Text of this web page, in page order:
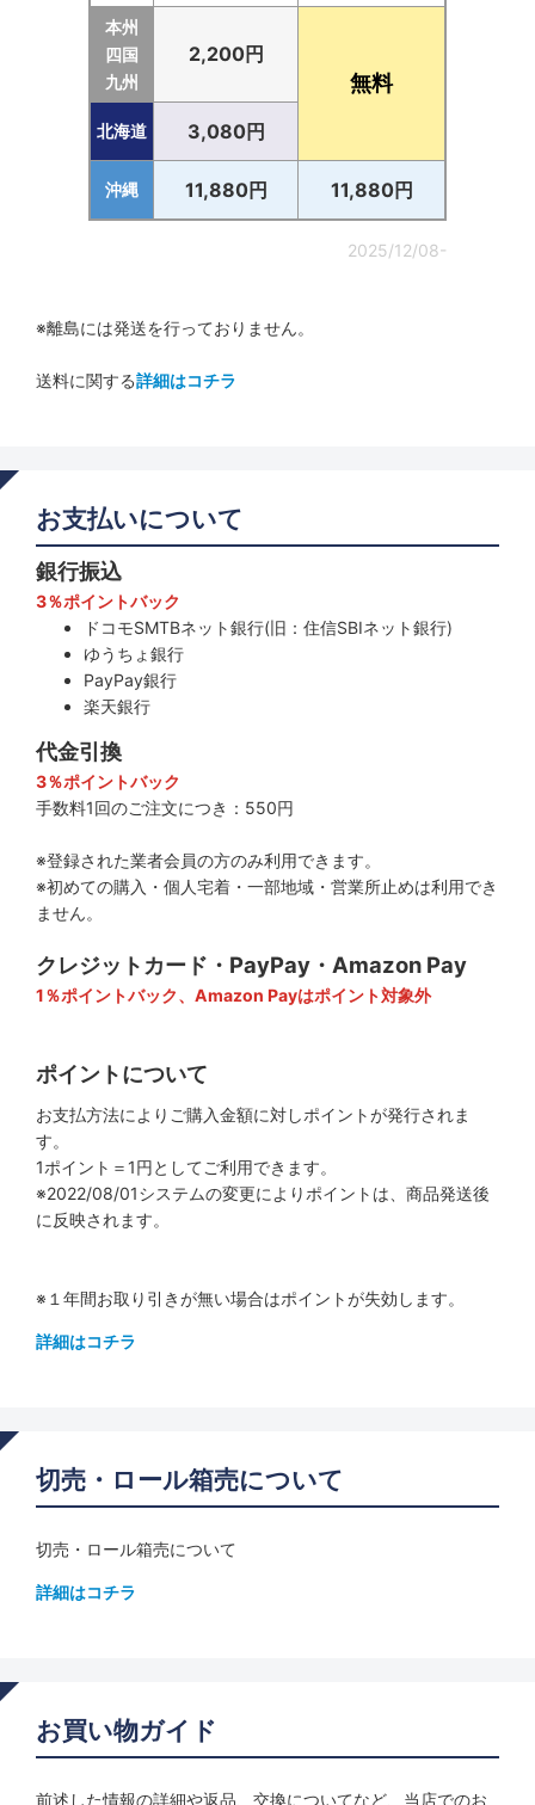
本州
四国
九州
2,200円
無料
北海道 3,080円
沖縄 11,880円 11,880円
2025/12/08-
※離島には発送を行っておりません。
送料に関する詳細はコチラ
お支払いについて
銀行振込
3％ポイントバック
ドコモSMTBネット銀行(旧：住信SBIネット銀行)
ゆうちょ銀行
PayPay銀行
楽天銀行
代金引換
3％ポイントバック
手数料1回のご注文につき：550円
※登録された業者会員の方のみ利用できます。
※初めての購入・個人宅着・一部地域・営業所止めは利用でき
ません。
クレジットカード・PayPay・Amazon Pay
1％ポイントバック、Amazon Payはポイント対象外
ポイントについて
お支払方法によりご購入金額に対しポイントが発行されま
す。
1ポイント＝1円としてご利用できます。
※2022/08/01システムの変更によりポイントは、商品発送後
に反映されます。
※１年間お取り引きが無い場合はポイントが失効します。
詳細はコチラ
切売・ロール箱売について
切売・ロール箱売について
詳細はコチラ
お買い物ガイド
前述した情報の詳細や返品、交換についてなど、当店でのお